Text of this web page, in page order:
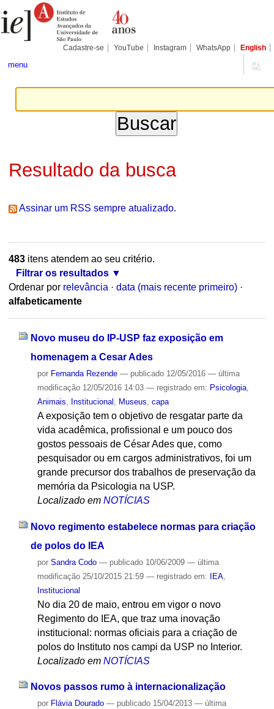
para
conteúdo.
Pessoais
Cadastre-se YouTube Instagram WhatsApp English
menu
Resultado da busca
Assinar um RSS sempre atualizado.
483itens atendem ao seu critério.
Filtrar os resultados
Ordenar por relevância · data (mais recente primeiro) ·
alfabeticamente
Novo museu do IP-USP faz exposição em
homenagem a Cesar Ades
por Fernanda Rezende — publicado12/05/2016 — última
modificação12/05/2016 14:03 — registrado em: Psicologia,
Animais
Institucional Museus capa
A exposição tem o objetivo de resgatar parte da
vida acadêmica, profissional e um pouco dos
gostos pessoais de César Ades que, como
pesquisador ou em cargos administrativos, foi um
grande precursor dos trabalhos de preservação da
memória da Psicologia na USP.
Localizado em NOTÍCIAS
Novo regimento estabelece normas para criação
de polos do IEA
por Sandra Codo — publicado10/06/2009 — última
modificação25/10/2015 21:59 — registrado em: IEA,
Institucional
No dia 20 de maio, entrou em vigor o novo
Regimento do IEA, que traz uma inovação
institucional: normas oficiais para a criação de
polos do Instituto nos campi da USP no Interior.
Localizado em NOTÍCIAS
Novos passos rumo à internacionalização
por Flávia Dourado — publicado15/04/2013 — última